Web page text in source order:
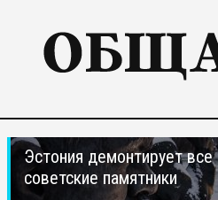
Эстония демонтирует все
советские памятники